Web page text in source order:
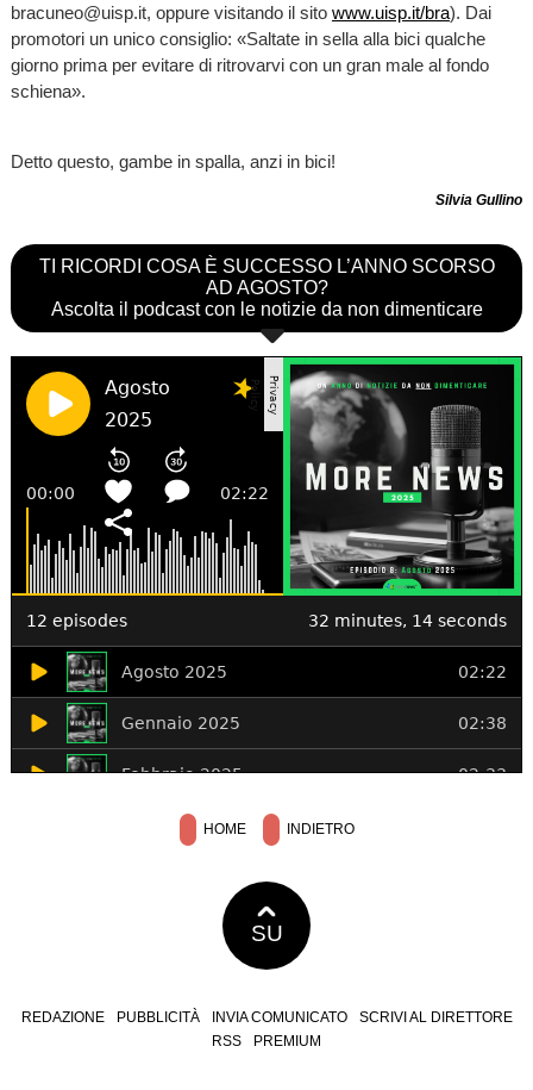
bracuneo@uisp.it, oppure visitando il sito www.uisp.it/bra). Dai
promotori un unico consiglio: «Saltate in sella alla bici qualche
giorno prima per evitare di ritrovarvi con un gran male al fondo
schiena».
Detto questo, gambe in spalla, anzi in bici!
Silvia Gullino
TI RICORDI COSA È SUCCESSO L’ANNO SCORSO
AD AGOSTO?
Ascolta il podcast con le notizie da non dimenticare
HOME INDIETRO
SU
REDAZIONE PUBBLICITÀ INVIA COMUNICATO
SCRIVI AL DIRETTORE
RSS
PREMIUM